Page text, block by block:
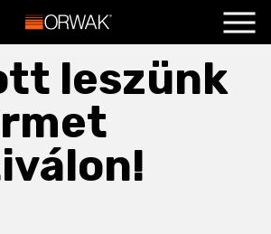
leszünk